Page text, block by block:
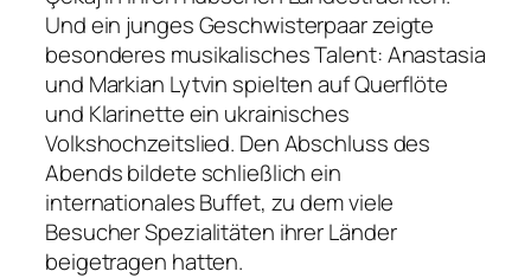
Und ein junges Geschwisterpaar zeigte
besonderes musikalisches Talent: Anastasia
und Markian Lytvin spielten auf Querflöte
und Klarinette ein ukrainisches
Volkshochzeitslied. Den Abschluss des
Abends bildete schließlich ein
internationales Buffet, zu dem viele
Besucher Spezialitäten ihrer Länder
beigetragen hatten.